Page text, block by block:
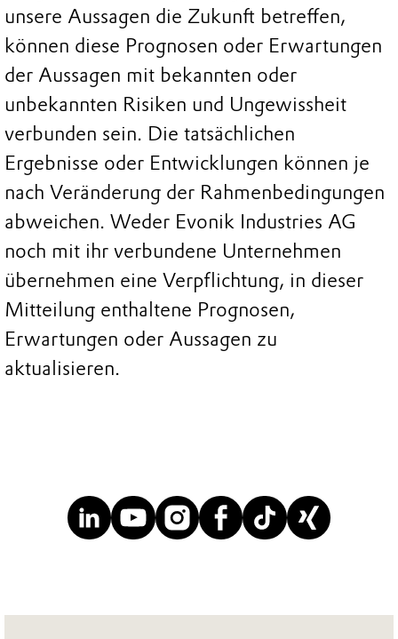
unsere Aussagen die Zukunft betreffen,
können diese Prognosen oder Erwartungen
der Aussagen mit bekannten oder
unbekannten Risiken und Ungewissheit
verbunden sein. Die tatsächlichen
Ergebnisse oder Entwicklungen können je
nach Veränderung der Rahmenbedingungen
abweichen. Weder Evonik Industries AG
noch mit ihr verbundene Unternehmen
übernehmen eine Verpflichtung, in dieser
Mitteilung enthaltene Prognosen,
Erwartungen oder Aussagen zu
aktualisieren.